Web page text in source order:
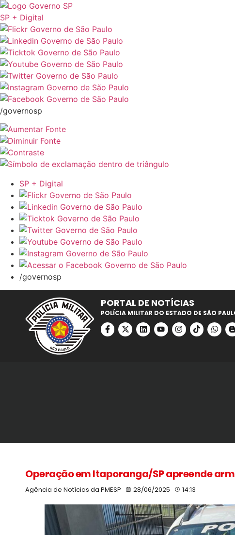
SP + Digital
/governosp
SP + Digital
/governosp
PORTAL DE NOTÍCIAS
POLÍCIA MILITAR DO ESTADO DE SÃO
Operação em Itaporanga/SP apreende
Agência de Notícias da PMESP 28/06/2025 14:13